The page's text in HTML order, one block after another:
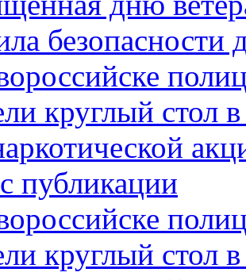
безопасности
круглый стол
публикации
круглый стол